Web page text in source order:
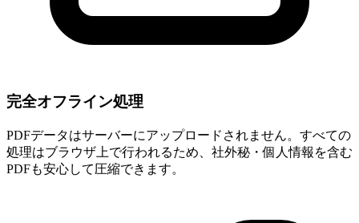
完全オフライン処理
PDFデータはサーバーにアップロードされません。すべての
処理はブラウザ上で行われるため、社外秘・個人情報を含む
PDFも安心して圧縮できます。